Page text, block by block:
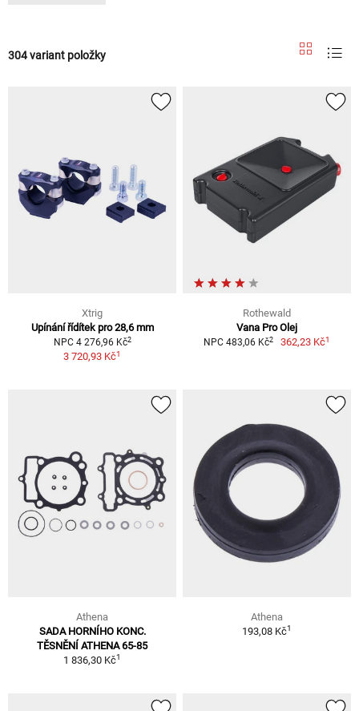
304 variant položky
Xtrig
Upínání řídítek pro 28,6 mm
NPC 4 276,96 Kč2
3 720,93 Kč1
Rothewald
Vana Pro Olej
NPC 483,06 Kč2 362,23 Kč1
Athena
SADA HORNÍHO KONC.
TĚSNĚNÍ ATHENA 65-85
1 836,30 Kč1
Athena
193,08 Kč1